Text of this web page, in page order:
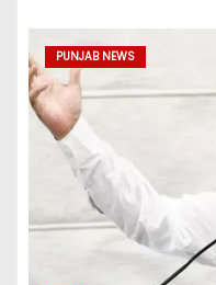
PUNJAB NEWS